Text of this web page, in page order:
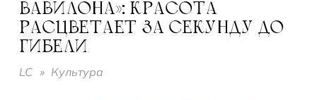
ВАВИЛОНА»: КРАСОТА
РАСЦВЕТАЕТ ЗА СЕКУНДУ ДО
ГИБЕЛИ
LC » Культура